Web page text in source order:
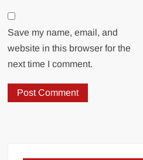
Save my name, email, and
website in this browser for the
next time I comment.